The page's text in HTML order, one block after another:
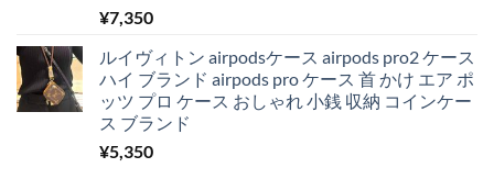
¥7,350
ルイヴィトン airpodsケース airpods pro2 ケース
ハイ ブランド airpods pro ケース 首 かけ エア ポ
ッツ プロ ケース おしゃれ 小銭 収納 コインケー
ス ブランド
¥5,350